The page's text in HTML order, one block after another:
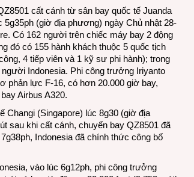
NẠN:
QZ8501
vào
cất cánh từ sân bay quốc tế Juanda
(giờ địa phương) ngày Chủ nhật 28-
Có 162 người trên chiếc máy bay 2 động
đó có 155 hành khách thuộc 5 quốc tịch
4 tiếp viên và 1 kỹ sư phi hành); trong
Indonesia. Phi công trưởng Iriyanto
phản lực F-16, có hơn 20.000 giờ bay,
Airbus A320.
Changi (Singapore) lúc 8g30 (giờ địa
sau khi cất cánh, chuyến bay QZ8501 đã
Indonesia đã chính thức công bố
vào lúc 6g12ph, phi công trưởng